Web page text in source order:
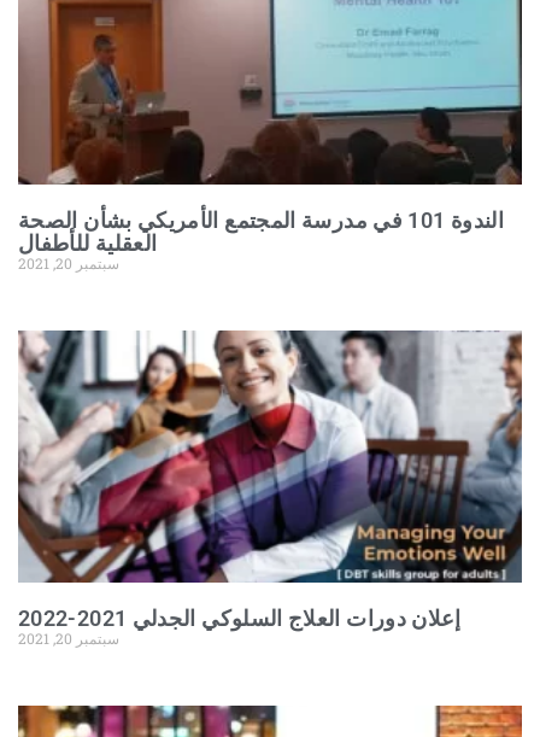
الندوة 101 في مدرسة المجتمع الأمريكي بشأن الصحة
العقلية للأطفال
سبتمبر 20, 2021
إعلان دورات العلاج السلوكي الجدلي 2021-2022
سبتمبر 20, 2021